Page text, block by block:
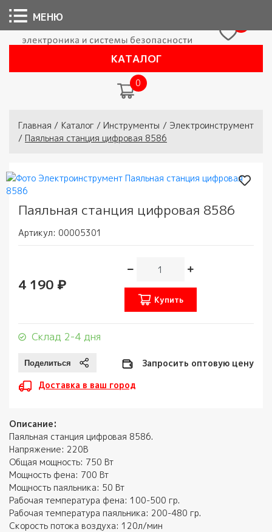
КАТАЛОГ
0
Вы здесь
Главная / Каталог / Инструменты / Электроинструмент
/ Паяльная станция цифровая 8586
Паяльная станция цифровая 8586
Артикул: 00005301
4 190 ₽
Купить
Склад 2-4 дня
Запросить оптовую цену
Доставка в ваш город
Описание:
Паяльная станция цифровая 8586.
Напряжение: 220В
Общая мощность: 750 Вт
Мощность фена: 700 Вт
Мощность паяльника: 50 Вт
Рабочая температура фена: 100-500 гр.
Рабочая температура паяльника: 200-480 гр.
Скорость потока воздуха: 120л/мин
МЕНЮ